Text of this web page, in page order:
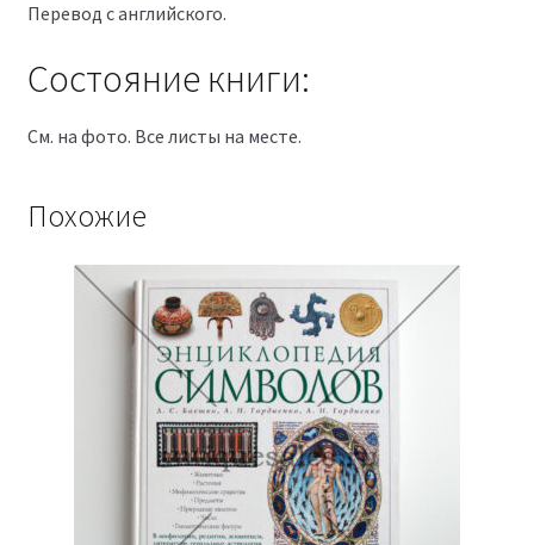
Перевод с английского.
Состояние книги:
См. на фото. Все листы на месте.
Похожие